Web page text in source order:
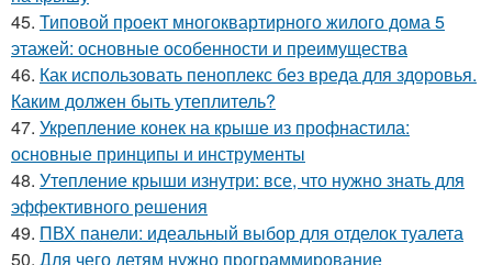
45. Типовой проект многоквартирного жилого дома 5
этажей: основные особенности и преимущества
46. Как использовать пеноплекс без вреда для здоровья.
Каким должен быть утеплитель?
47. Укрепление конек на крыше из профнастила:
основные принципы и инструменты
48. Утепление крыши изнутри: все, что нужно знать для
эффективного решения
49. ПВХ панели: идеальный выбор для отделок туалета
50. Для чего детям нужно программирование